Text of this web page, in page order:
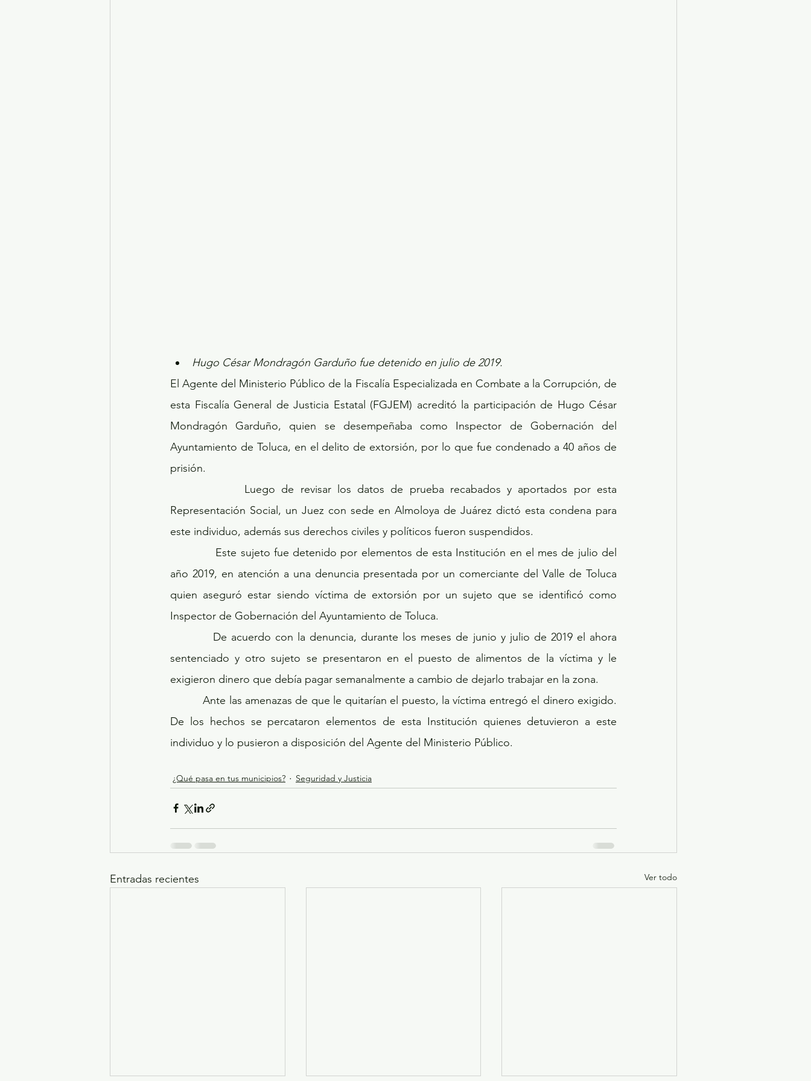
Hugo César Mondragón Garduño fue detenido en julio de 2019.
El Agente del Ministerio Público de la Fiscalía Especializada en Combate a la Corrupción, de
esta Fiscalía General de Justicia Estatal (FGJEM) acreditó la participación de Hugo César
Mondragón Garduño, quien se desempeñaba como Inspector de Gobernación del
Ayuntamiento de Toluca, en el delito de extorsión, por lo que fue condenado a 40 años de
prisión.
Representación Social, un Juez con sede en Almoloya de Juárez dictó esta condena para
este individuo, además sus derechos civiles y políticos fueron suspendidos.
año 2019, en atención a una denuncia presentada por un comerciante del Valle de Toluca
quien aseguró estar siendo víctima de extorsión por un sujeto que se identificó como
Inspector de Gobernación del Ayuntamiento de Toluca.
sentenciado y otro sujeto se presentaron en el puesto de alimentos de la víctima y le
exigieron dinero que debía pagar semanalmente a cambio de dejarlo trabajar en la zona.
          Ante las amenazas de que le quitarían el puesto, la víctima entregó el dinero exigido.
De los hechos se percataron elementos de esta Institución quienes detuvieron a este
individuo y lo pusieron a disposición del Agente del Ministerio Público.
¿Qué pasa en tus municipios? Seguridad y Justicia
Entradas recientes Ver todo